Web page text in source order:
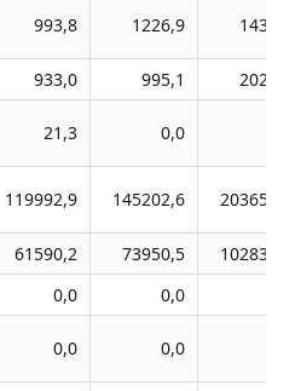
993,8 1226,9 1436,2
933,0 995,1
2021,1
21,3 0,0
119992,9 145202,6 203653,5
61590,2 73950,5
102837,7
0,0 0,0
0,0 0,0